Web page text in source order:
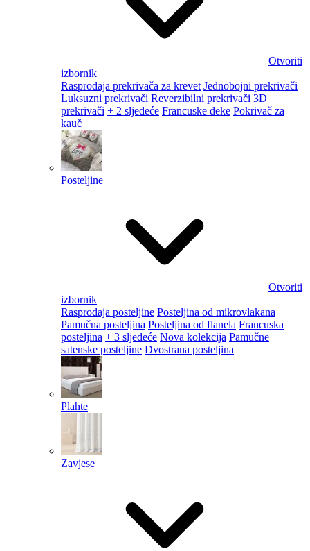
Otvoriti
izbornik
Rasprodaja prekrivača za krevet Jednobojni prekrivači
Luksuzni prekrivači Reverzibilni prekrivači 3D
prekrivači + 2 sljedeće Francuske deke Pokrivač za
kauč
Posteljine
Otvoriti
izbornik
Rasprodaja posteljine Posteljina od mikrovlakana
Pamučna posteljina Posteljina od flanela Francuska
posteljina + 3 sljedeće Nova kolekcija Pamučne
satenske posteljine Dvostrana posteljina
Plahte
Zavjese